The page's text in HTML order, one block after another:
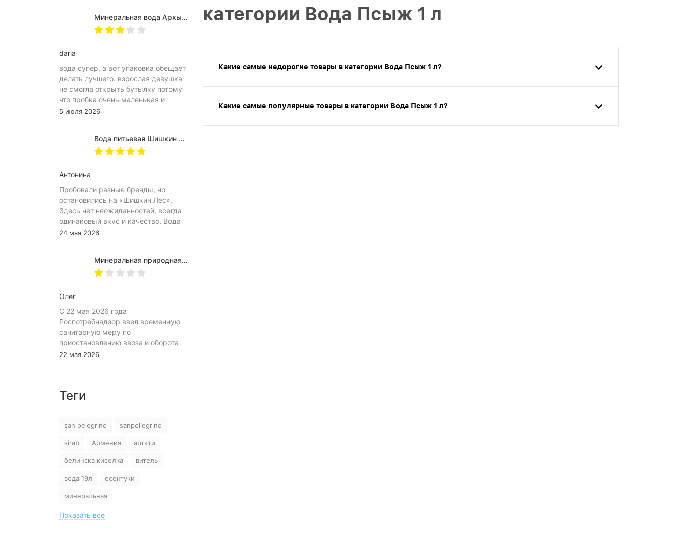
категории Вода Псыж 1 л
Какие самые недорогие товары в категории Вода Псыж 1 л?
Какие самые популярные товары в категории Вода Псыж 1 л?
Минеральная вода Архыз Vita негазированная, ПЭТ 0.5 л (12 штук)
daria
вода супер, а вот упаковка обещает
делать лучшего. взрослая девушка
не смогла открыть бутылку потому
что пробка очень маленькая и
неудобное расположение
затрудняет открытию бутылка.
Плюс рубцы на пробке мелкие, что
5 июля 2026
Вода питьевая Шишкин лес в (одноразовой) таре 19 литров
Антонина
Пробовали разные бренды, но
остановились на «Шишкин Лес».
Здесь нет неожиданностей, всегда
одинаковый вкус и качество. Вода
хорошо идёт и холодной, и
подходит. Это, наверное, главный
показатель.
24 мая 2026
Минеральная природная вода Jermuk / Джермук газированная, Пэт (1,0л*6шт)
Олег
С 22 мая 2026 года
Роспотребнадзор ввел временную
санитарную меру по
приостановлению ввоза и оборота
на территории Российской
вода «Джермук», изготовитель ЗАО
информации, указанной в
нарушением требований пункта 10
раздела 3 ТР ЕАЭС 044/2017 «О
воды, включая природную
выявлено превышение содержания
гидрокарбоната – иона, хлоридов и
сульфатов. Введение в заблуждение
22 мая 2026
Теги
san pelegrino sanpellegrino
sirab Армения арткти
белинска киселка витель
вода 19л есентуки
минеральная
Показать все